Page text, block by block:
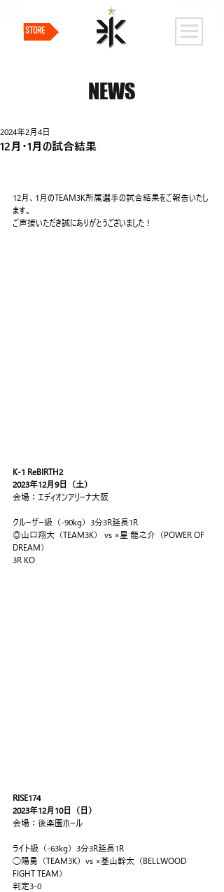
STORE
NEWS
12月・1月の試合結果
2024年2月4日
12月、1月のTEAM3K所属選手の試合結果をご報告いたし
ます。
ご声援いただき誠にありがとうございました！
K-1 ReBIRTH2
2023年12月9日（土）
会場：エディオンアリーナ大阪
クルーザー級（-90kg）3分3R延長1R
◎山口翔大（TEAM3K） vs ×星 龍之介（POWER OF
DREAM）
3R KO
RISE174
2023年12月10日（日）
会場：後楽園ホール
ライト級（-63kg）3分3R延長1R
◯陽勇（TEAM3K）vs ×基山幹太（BELLWOOD
FIGHT TEAM）
判定3-0